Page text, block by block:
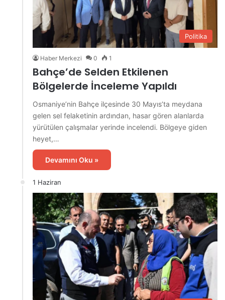
Politika
Haber Merkezi 0 1
Bahçe’de Selden Etkilenen
Bölgelerde İnceleme Yapıldı
Osmaniye’nin Bahçe ilçesinde 30 Mayıs’ta meydana
gelen sel felaketinin ardından, hasar gören alanlarda
yürütülen çalışmalar yerinde incelendi. Bölgeye giden
heyet,…
Devamını Oku »
1 Haziran